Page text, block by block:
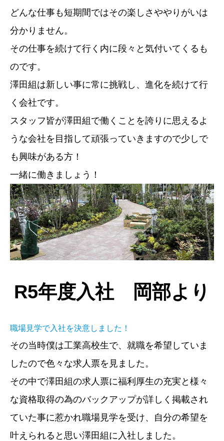
どんな仕事も短期間ではその楽しさややりがいは
分かりません。
その仕事を続けて行く内に段々と気付いてくるも
のです。
澤田組は新しい事に常に挑戦し、進化を続けて行
く会社です。
スタッフ皆が澤田組で働くことを誇りに思えるよ
うな会社を目指して頑張っていきますので少しで
も興味がある方！
一緒に働きましょう！
R5年度入社 岡部より
職場見学で入社を決意しました！
その当時僕は工業高校生で、就職を希望していま
したので色々な求人票を見ました。
その中で澤田組の求人票に福利厚生の充実と様々
な資格取得の為のバックアップが詳しく掲載され
ていた事に惹かれ職場見学を受け、自分の希望を
叶えられると思い澤田組に入社しました。